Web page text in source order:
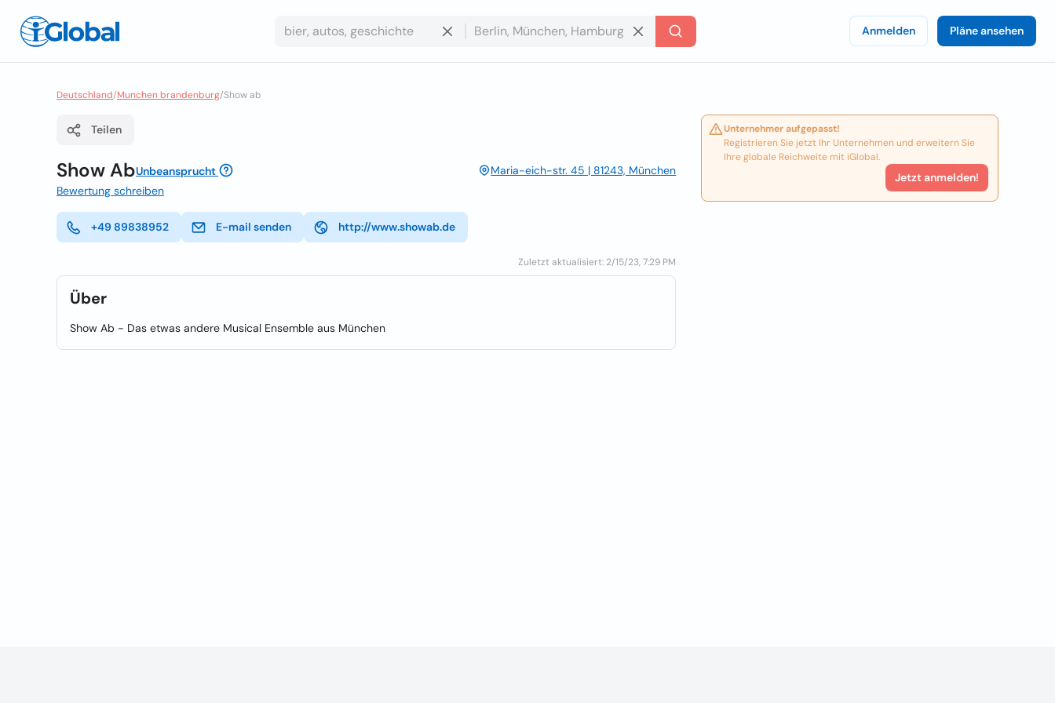
Anmelden Pläne ansehen
Deutschland/Munchen brandenburg/Show ab
Teilen
Show AbUnbeansprucht
Maria-eich-str. 45 | 81243, München
Bewertung schreiben
+49 89838952 E-mail senden http://www.showab.de
Zuletzt aktualisiert: 2/15/23, 7:29 PM
Über
Show Ab - Das etwas andere Musical Ensemble aus München
Unternehmer aufgepasst!
Registrieren Sie jetzt Ihr Unternehmen und erweitern Sie
Ihre globale Reichweite mit iGlobal.
Jetzt anmelden!